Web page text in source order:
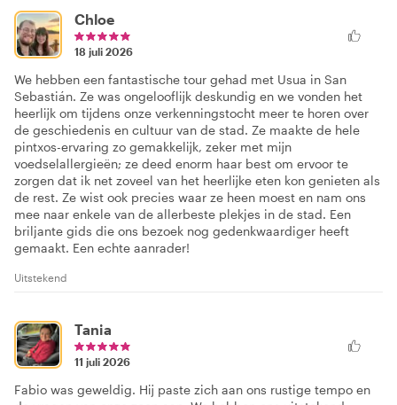
Chloe
18 juli 2026
We hebben een fantastische tour gehad met Usua in San
Sebastián. Ze was ongelooflijk deskundig en we vonden het
heerlijk om tijdens onze verkenningstocht meer te horen over
de geschiedenis en cultuur van de stad. Ze maakte de hele
pintxos-ervaring zo gemakkelijk, zeker met mijn
voedselallergieën; ze deed enorm haar best om ervoor te
zorgen dat ik net zoveel van het heerlijke eten kon genieten als
de rest. Ze wist ook precies waar ze heen moest en nam ons
mee naar enkele van de allerbeste plekjes in de stad. Een
briljante gids die ons bezoek nog gedenkwaardiger heeft
gemaakt. Een echte aanrader!
Uitstekend
Tania
11 juli 2026
Fabio was geweldig. Hij paste zich aan ons rustige tempo en